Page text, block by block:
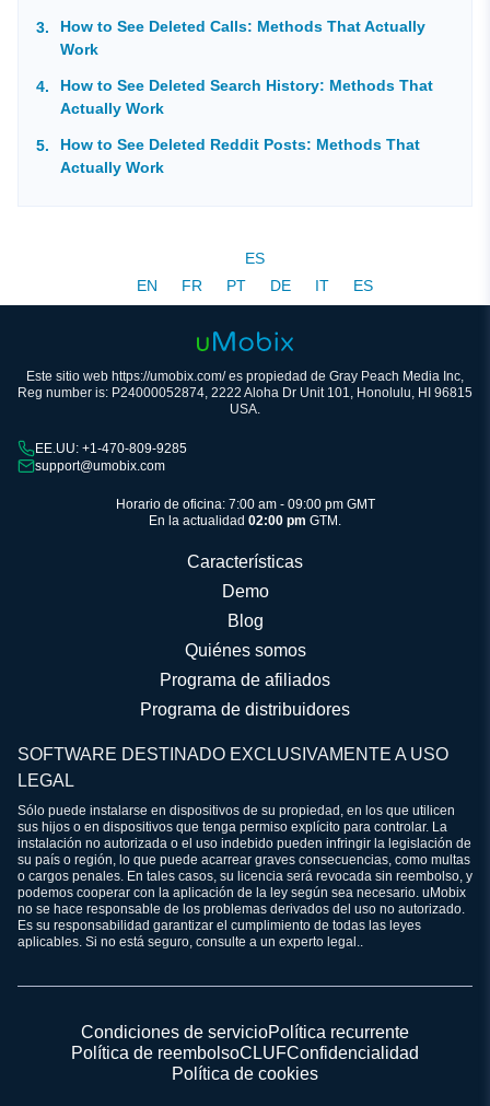
How to See Deleted Calls: Methods That Actually
Work
How to See Deleted Search History: Methods That
Actually Work
How to See Deleted Reddit Posts: Methods That
Actually Work
ES
EN
FR PT DE IT ES
Este sitio web https://umobix.com/ es propiedad de Gray Peach Media Inc,
Reg number is: P24000052874, 2222 Aloha Dr Unit 101, Honolulu, HI 96815
USA.
EE.UU: +1-470-809-9285
support@umobix.com
Horario de oficina: 7:00 am - 09:00 pm GMT
En la actualidad 02:00 pm GTM.
Características
Demo
Blog
Quiénes somos
Programa de afiliados
Programa de distribuidores
SOFTWARE DESTINADO EXCLUSIVAMENTE A USO
LEGAL
Sólo puede instalarse en dispositivos de su propiedad, en los que utilicen
sus hijos o en dispositivos que tenga permiso explícito para controlar. La
instalación no autorizada o el uso indebido pueden infringir la legislación de
su país o región, lo que puede acarrear graves consecuencias, como multas
o cargos penales. En tales casos, su licencia será revocada sin reembolso, y
podemos cooperar con la aplicación de la ley según sea necesario. uMobix
no se hace responsable de los problemas derivados del uso no autorizado.
Es su responsabilidad garantizar el cumplimiento de todas las leyes
aplicables. Si no está seguro, consulte a un experto legal..
Condiciones de servicioPolítica recurrente
Política de reembolsoCLUFConfidencialidad
Política de cookies